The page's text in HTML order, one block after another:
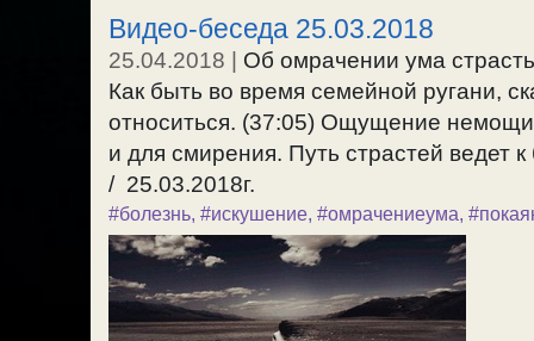
Видео-беседа 25.03.2018
25.04.2018
Об омрачении ума
Как быть во время семейной ругани,
относиться. (37:05) Ощущение
и для смирения. Путь страстей ведет
/ 25.03.2018г.
#болезнь, #искушение, #омрачениеума,